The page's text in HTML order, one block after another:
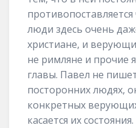
люди здесь очень
христиане, и
не римляне и прочие
главы. Павел не
посторонних людях,
конкретных
касается их